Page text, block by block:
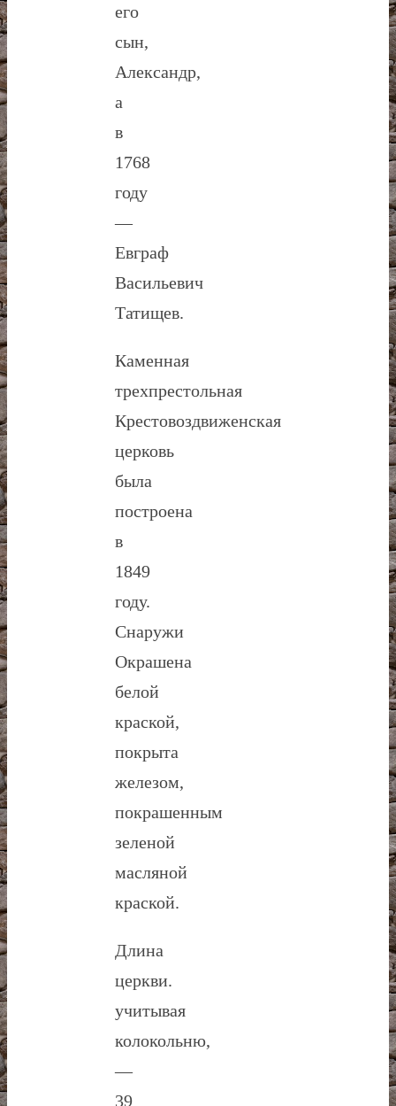
его
сын,
Александр,
а
в
1768
году
—
Евграф
Васильевич
Татищев.
Каменная
трехпрестольная
Крестовоздвиженская
церковь
была
построена
в
1849
году.
Снаружи
Окрашена
белой
краской,
покрыта
железом,
покрашенным
зеленой
масляной
краской.
Длина
церкви.
учитывая
колокольню,
—
39